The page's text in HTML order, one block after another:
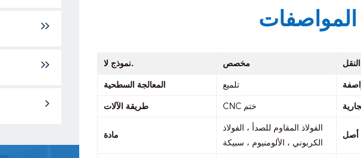
المواصفات
نموذج لا. مخصص
المعالجة السطحية
تلميع
طريقة الآلات
CNC ختم
مادة
الفولاذ المقاوم للصدأ ، الفولاذ
الكربوني ، الألومنيوم ، سبيكة
أصل